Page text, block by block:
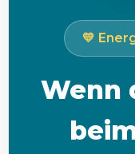
💛
Wenn